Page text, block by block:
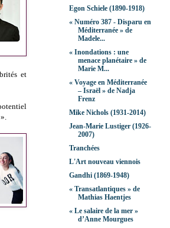
et
Egon Schiele (1890-1918)
« Numéro 387 - Disparu en
Méditerranée » de
Madele...
« Inondations : une
menace planétaire » de
Marie M...
« Voyage en Méditerranée
– Israël » de Nadja
Frenz
Mike Nichols (1931-2014)
Jean-Marie Lustiger (1926-
2007)
Tranchées
L'Art nouveau viennois
Gandhi (1869-1948)
« Transatlantiques » de
Mathias Haentjes
« Le salaire de la mer »
d’Anne Mourgues